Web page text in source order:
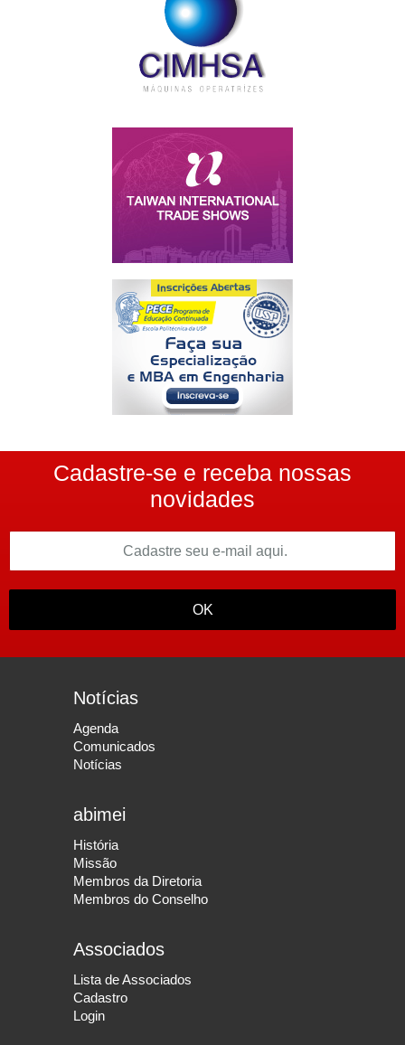
Cadastre-se e receba nossas
novidades
OK
Notícias
Agenda
Comunicados
Notícias
abimei
História
Missão
Membros da Diretoria
Membros do Conselho
Associados
Lista de Associados
Cadastro
Login